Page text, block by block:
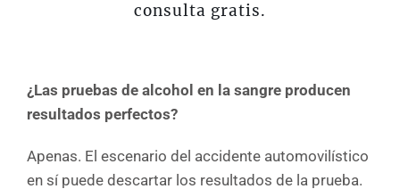
consulta gratis.
¿Las pruebas de alcohol en la sangre producen
resultados perfectos?
Apenas. El escenario del accidente automovilístico
en sí puede descartar los resultados de la prueba.